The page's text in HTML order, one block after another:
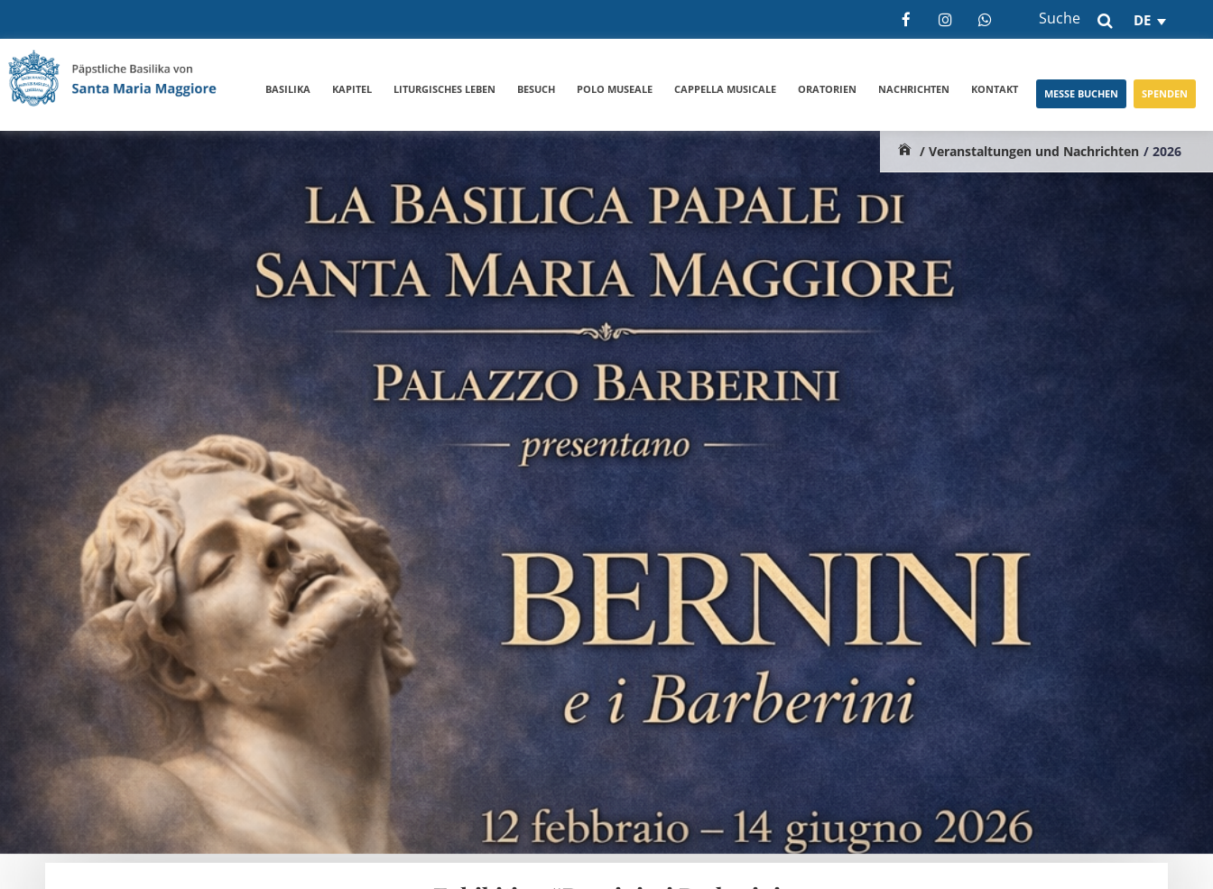
DE
Suche
BASILIKA KAPITEL LITURGISCHES LEBEN BESUCH POLO MUSEALE CAPPELLA MUSICALE ORATORIEN NACHRICHTEN KONTAKT MESSE BUCHEN SPENDEN
/ Veranstaltungen und Nachrichten / 2026